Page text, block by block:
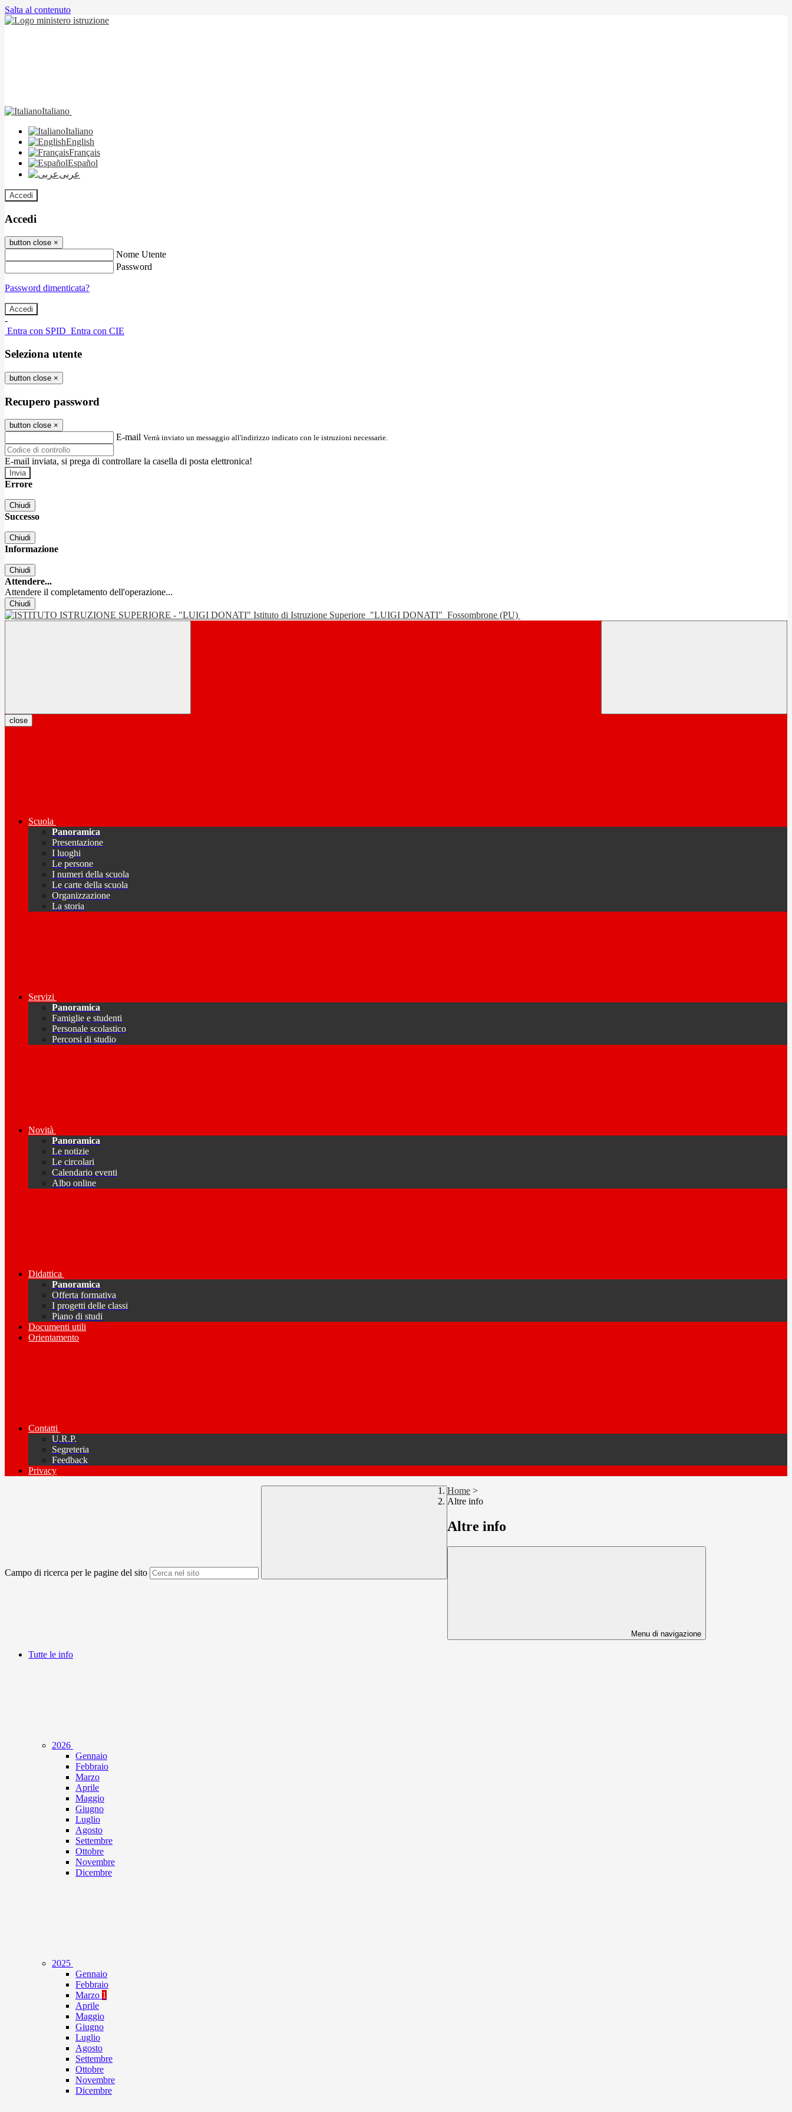
Salta al contenuto
Italiano
Italiano
English
Français
Español
عربى
Accedi
Accedi
button close ×
Nome Utente
Password
Password dimenticata?
-
Entra con SPID Entra con CIE
Seleziona utente
button close ×
Recupero password
button close ×
E-mail Verrà inviato un messaggio all'indirizzo indicato con le istruzioni necessarie.
E-mail inviata, si prega di controllare la casella di posta elettronica!
Errore
Chiudi
Successo
Chiudi
Informazione
Chiudi
Attendere...
Attendere il completamento dell'operazione...
Chiudi
Istituto di Istruzione Superiore "LUIGI DONATI" Fossombrone (PU)
close
Scuola
Panoramica
Presentazione
I luoghi
Le persone
I numeri della scuola
Le carte della scuola
Organizzazione
La storia
Servizi
Panoramica
Famiglie e studenti
Personale scolastico
Percorsi di studio
Novità
Panoramica
Le notizie
Le circolari
Calendario eventi
Albo online
Didattica
Panoramica
Offerta formativa
I progetti delle classi
Piano di studi
Documenti utili
Orientamento
Contatti
U.R.P.
Segreteria
Feedback
Privacy
Campo di ricerca per le pagine del sito
Home >
Altre info
Altre info
Menu di navigazione
Tutte le info
2026
Gennaio
Febbraio
Marzo
Aprile
Maggio
Giugno
Luglio
Agosto
Settembre
Ottobre
Novembre
Dicembre
2025
Gennaio
Febbraio
Marzo 1
Aprile
Maggio
Giugno
Luglio
Agosto
Settembre
Ottobre
Novembre
Dicembre